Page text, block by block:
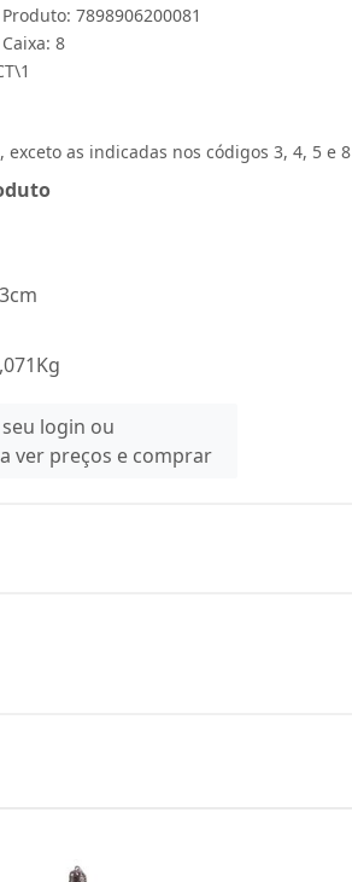
7898906200081
8
exceto as indicadas nos códigos 3, 4, 5 e 8
seu login ou
ver preços e comprar